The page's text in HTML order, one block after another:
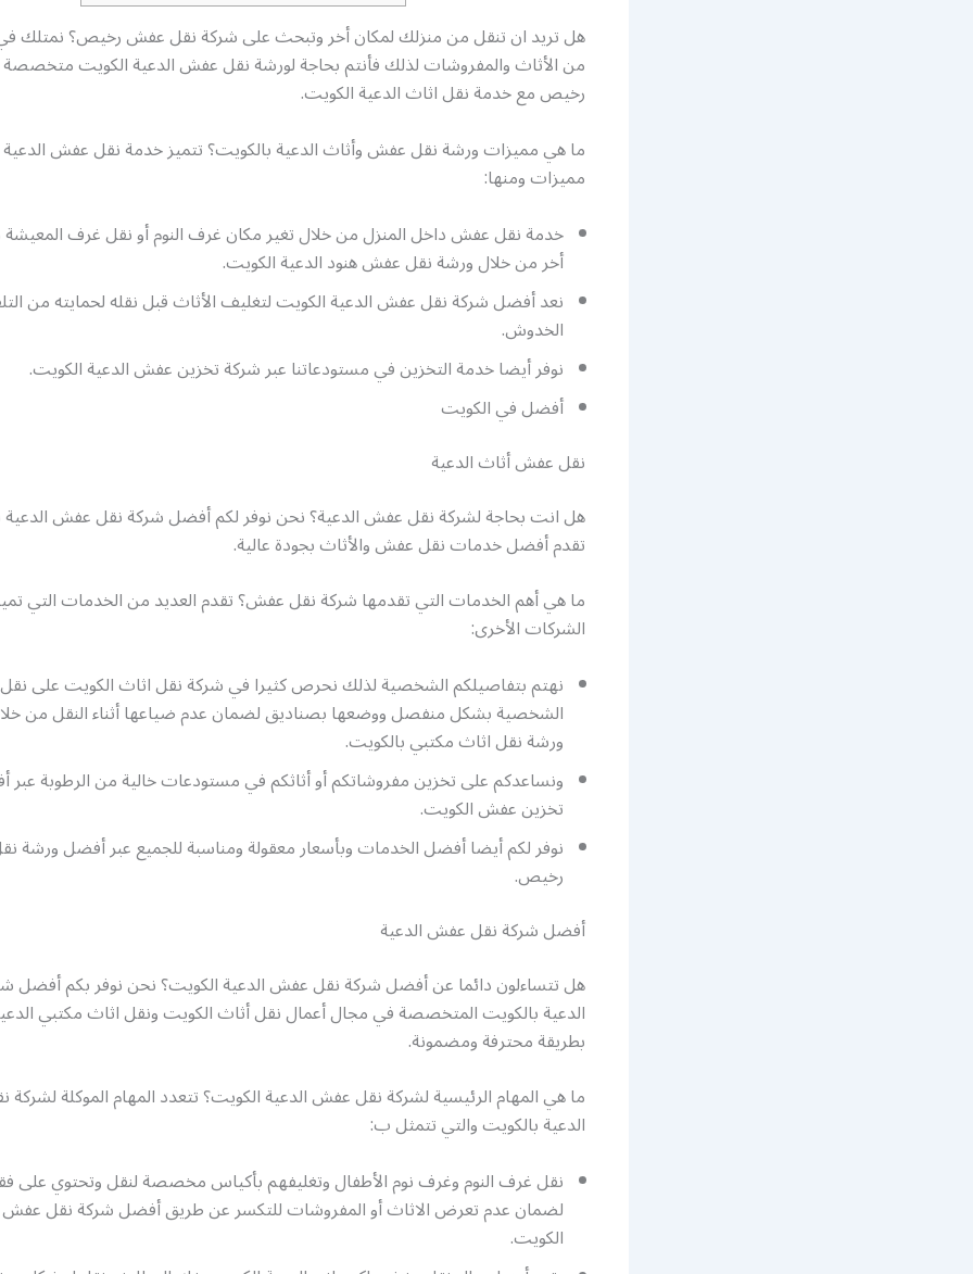
هل تريد ان تنقل من منزلك لمكان أخر وتبحث على شركة نقل عفش رخيص؟ نمتلك في
من الأثاث والمفروشات لذلك فأنتم بحاجة لورشة نقل عفش الدعية الكويت
رخيص مع خدمة نقل اثاث الدعية الكويت.
ما هي مميزات ورشة نقل عفش وأثاث الدعية بالكويت؟ تتميز خدمة نقل عفش الدعية
مميزات ومنها:
خدمة نقل عفش داخل المنزل من خلال تغير مكان غرف النوم أو نقل غرف
أخر من خلال ورشة نقل عفش هنود الدعية الكويت.
نعد أفضل شركة نقل عفش الدعية الكويت لتغليف الأثاث قبل نقله لحمايته من
الخدوش.
نوفر أيضا خدمة التخزين في مستودعاتنا عبر شركة تخزين عفش الدعية الكويت.
أفضلفي الكويت
نقل عفش أثاث الدعية
هل انت بحاجة لشركة نقل عفش الدعية؟ نحن نوفر لكم أفضل شركة نقل عفش الدعية
تقدم أفضل خدمات نقل عفش والأثاث بجودة عالية.
ما هي أهم الخدمات التي تقدمها شركة نقل عفش؟ تقدم العديد من الخدمات التي
الشركات الأخرى:
نهتم بتفاصيلكم الشخصية لذلك نحرص كثيرا في شركة نقل اثاث الكويت على
الشخصية بشكل منفصل ووضعها بصناديق لضمان عدم ضياعها أثناء النقل من
ورشة نقل اثاث مكتبي بالكويت.
ونساعدكم على تخزين مفروشاتكم أو أثاثكم في مستودعات خالية من الرطوبة
تخزين عفش الكويت.
نوفر لكم أيضا أفضل الخدمات وبأسعار معقولة ومناسبة للجميع عبر أفضل
رخيص.
أفضل شركة نقل عفش الدعية
هل تتساءلون دائما عن أفضل شركة نقل عفش الدعية الكويت؟ نحن نوفر بكم
الدعية بالكويت المتخصصة في مجال أعمال نقل أثاث الكويت ونقل اثاث مكتبي
بطريقة محترفة ومضمونة.
ما هي المهام الرئيسية لشركة نقل عفش الدعية الكويت؟ تتعدد المهام الموكلة
الدعية بالكويت والتي تتمثل ب:
نقل غرف النوم وغرف نوم الأطفال وتغليفهم بأكياس مخصصة لنقل وتحتوي على
لضمان عدم تعرض الاثاث أو المفروشات للتكسر عن طريق أفضل شركة نقل عفش
الكويت.